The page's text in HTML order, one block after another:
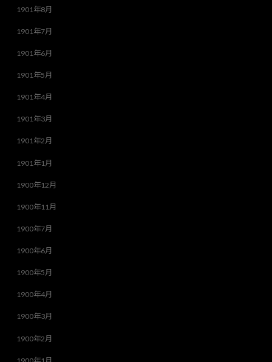
1901年8月
1901年7月
1901年6月
1901年5月
1901年4月
1901年3月
1901年2月
1901年1月
1900年12月
1900年11月
1900年7月
1900年6月
1900年5月
1900年4月
1900年3月
1900年2月